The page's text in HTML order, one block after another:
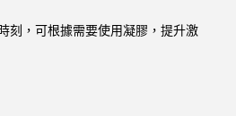
刻，可根據需要使用凝膠，提升激